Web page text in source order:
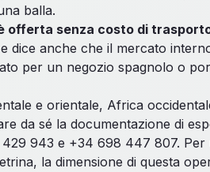
balla.
offerta senza costo di
dice anche che il mercato
per un negozio spagnolo o
e orientale, Africa
da sé la documentazione di
943 e +34 698 447 807. Per
la dimensione di questa